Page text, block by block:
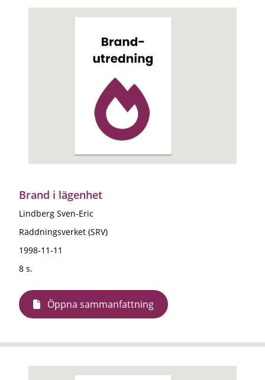
Brand i lägenhet
Lindberg Sven-Eric
Räddningsverket (SRV)
1998-11-11
8 s.
Öppna sammanfattning